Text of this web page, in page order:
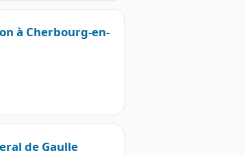
à Cherbourg-en-
de Gaulle